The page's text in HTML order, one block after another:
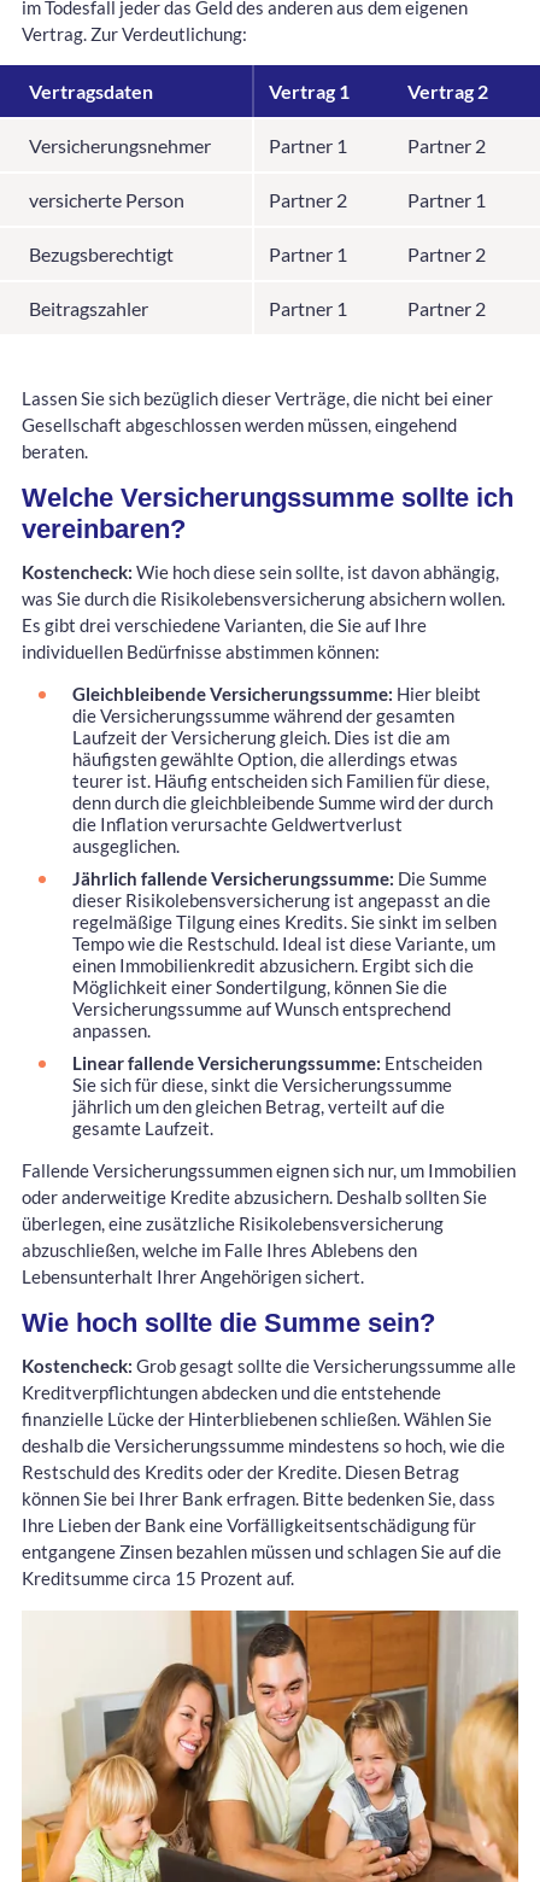
im Todesfall jeder das Geld des anderen aus dem eigenen
Vertrag. Zur Verdeutlichung:
Vertragsdaten Vertrag 1 Vertrag 2
Versicherungsnehmer Partner 1 Partner 2
versicherte Person Partner 2 Partner 1
Bezugsberechtigt Partner 1 Partner 2
Beitragszahler Partner 1 Partner 2
Lassen Sie sich bezüglich dieser Verträge, die nicht bei einer
Gesellschaft abgeschlossen werden müssen, eingehend
beraten.
Welche Versicherungssumme sollte ich
vereinbaren?
Kostencheck: Wie hoch diese sein sollte, ist davon abhängig,
was Sie durch die Risikolebensversicherung absichern wollen.
Es gibt drei verschiedene Varianten, die Sie auf Ihre
individuellen Bedürfnisse abstimmen können:
Gleichbleibende Versicherungssumme: Hier bleibt
die Versicherungssumme während der gesamten
Laufzeit der Versicherung gleich. Dies ist die am
häufigsten gewählte Option, die allerdings etwas
teurer ist. Häufig entscheiden sich Familien für diese,
denn durch die gleichbleibende Summe wird der durch
die Inflation verursachte Geldwertverlust
ausgeglichen.
Jährlich fallende Versicherungssumme: Die Summe
dieser Risikolebensversicherung ist angepasst an die
regelmäßige Tilgung eines Kredits. Sie sinkt im selben
Tempo wie die Restschuld. Ideal ist diese Variante, um
einen Immobilienkredit abzusichern. Ergibt sich die
Möglichkeit einer Sondertilgung, können Sie die
Versicherungssumme auf Wunsch entsprechend
anpassen.
Linear fallende Versicherungssumme: Entscheiden
Sie sich für diese, sinkt die Versicherungssumme
jährlich um den gleichen Betrag, verteilt auf die
gesamte Laufzeit.
Fallende Versicherungssummen eignen sich nur, um Immobilien
oder anderweitige Kredite abzusichern. Deshalb sollten Sie
überlegen, eine zusätzliche Risikolebensversicherung
abzuschließen, welche im Falle Ihres Ablebens den
Lebensunterhalt Ihrer Angehörigen sichert.
Wie hoch sollte die Summe sein?
Kostencheck: Grob gesagt sollte die Versicherungssumme alle
Kreditverpflichtungen abdecken und die entstehende
finanzielle Lücke der Hinterbliebenen schließen. Wählen Sie
deshalb die Versicherungssumme mindestens so hoch, wie die
Restschuld des Kredits oder der Kredite. Diesen Betrag
können Sie bei Ihrer Bank erfragen. Bitte bedenken Sie, dass
Ihre Lieben der Bank eine Vorfälligkeitsentschädigung für
entgangene Zinsen bezahlen müssen und schlagen Sie auf die
Kreditsumme circa 15 Prozent auf.